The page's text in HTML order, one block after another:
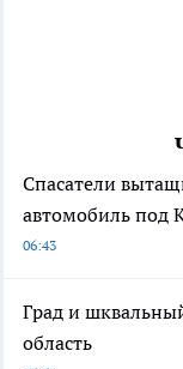
Спасатели
автомобиль под
06:43
Град и
область